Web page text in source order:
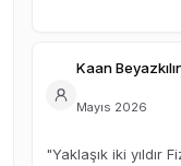
Kaan
Mayıs 2026
"Yaklaşık iki yıldır